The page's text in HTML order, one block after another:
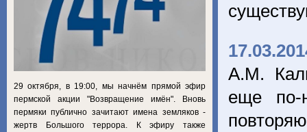
А.М.
еще по-
29 октября, в 19:00, мы начнём прямой эфир
пермской акции "Возвращение имён". Вновь
пермяки публично зачитают имена земляков -
жертв Большого террора. К эфиру также